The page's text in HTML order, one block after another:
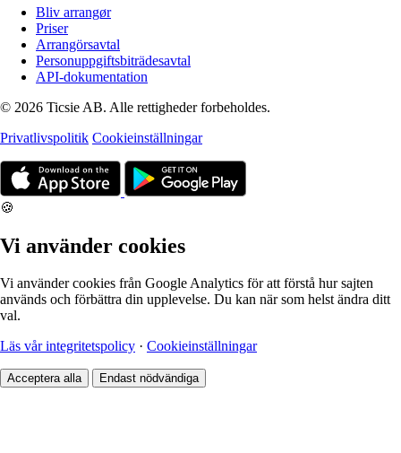
Bliv arrangør
Priser
Arrangörsavtal
Personuppgiftsbiträdesavtal
API-dokumentation
© 2026 Ticsie AB. Alle rettigheder forbeholdes.
Privatlivspolitik Cookieinställningar
🍪
Vi använder cookies
Vi använder cookies från Google Analytics för att förstå hur sajten
används och förbättra din upplevelse. Du kan när som helst ändra ditt
val.
Läs vår integritetspolicy · Cookieinställningar
Acceptera alla Endast nödvändiga